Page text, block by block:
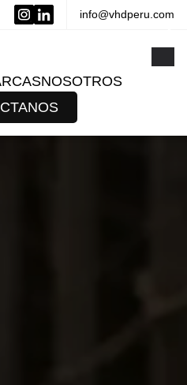
info@vhdperu.com
NOSOTROS